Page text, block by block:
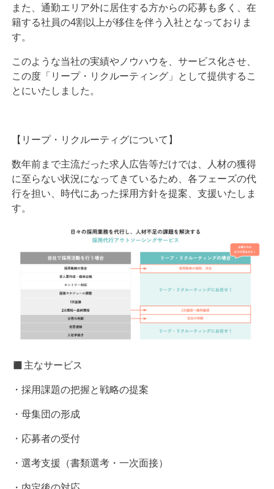
また、通勤エリア外に居住する方からの応募も多く、在
籍する社員の4割以上が移住を伴う入社となっておりま
す。
このような当社の実績やノウハウを、サービス化させ、
この度「リープ・リクルーティング」として提供するこ
とにいたしました。
【リープ・リクルーティグについて】
数年前まで主流だった求人広告等だけでは、人材の獲得
に至らない状況になってきているため、各フェーズの代
行を担い、時代にあった採用方針を提案、支援いたしま
す。
◼︎主なサービス
・採用課題の把握と戦略の提案
・母集団の形成
・応募者の受付
・選考支援（書類選考・一次面接）